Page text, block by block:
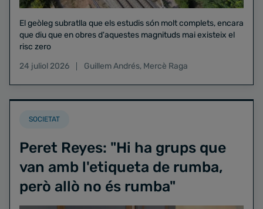
El geòleg subratlla que els estudis són molt complets, encara
que diu que en obres d'aquestes magnituds mai existeix el
risc zero
24 juliol 2026
Guillem Andrés, Mercè Raga
SOCIETAT
Peret Reyes: "Hi ha grups que
van amb l'etiqueta de rumba,
però allò no és rumba"